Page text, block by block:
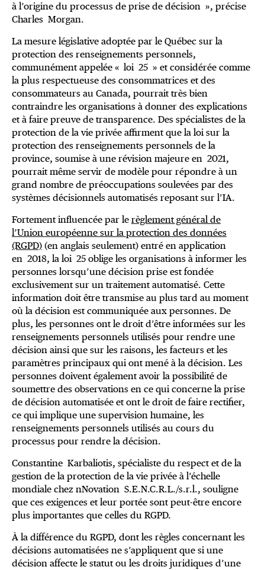
à l’origine du processus de prise de décision », précise
Charles Morgan.
La mesure législative adoptée par le Québec sur la
protection des renseignements personnels,
communément appelée « loi 25 » et considérée comme
la plus respectueuse des consommatrices et des
consommateurs au Canada, pourrait très bien
contraindre les organisations à donner des explications
et à faire preuve de transparence. Des spécialistes de la
protection de la vie privée affirment que la loi sur la
protection des renseignements personnels de la
province, soumise à une révision majeure en 2021,
pourrait même servir de modèle pour répondre à un
grand nombre de préoccupations soulevées par des
systèmes décisionnels automatisés reposant sur l’IA.
Fortement influencée par le règlement général de
l’Union européenne sur la protection des données
(RGPD) (en anglais seulement) entré en application
en 2018, la loi 25 oblige les organisations à informer les
personnes lorsqu’une décision prise est fondée
exclusivement sur un traitement automatisé. Cette
information doit être transmise au plus tard au moment
où la décision est communiquée aux personnes. De
plus, les personnes ont le droit d’être informées sur les
renseignements personnels utilisés pour rendre une
décision ainsi que sur les raisons, les facteurs et les
paramètres principaux qui ont mené à la décision. Les
personnes doivent également avoir la possibilité de
soumettre des observations en ce qui concerne la prise
de décision automatisée et ont le droit de faire rectifier,
ce qui implique une supervision humaine, les
renseignements personnels utilisés au cours du
processus pour rendre la décision.
Constantine Karbaliotis, spécialiste du respect et de la
gestion de la protection de la vie privée à l’échelle
mondiale chez nNovation S.E.N.C.R.L./s.r.l., souligne
que ces exigences et leur portée sont peut-être encore
plus importantes que celles du RGPD.
À la différence du RGPD, dont les règles concernant les
décisions automatisées ne s’appliquent que si une
décision affecte le statut ou les droits juridiques d’une